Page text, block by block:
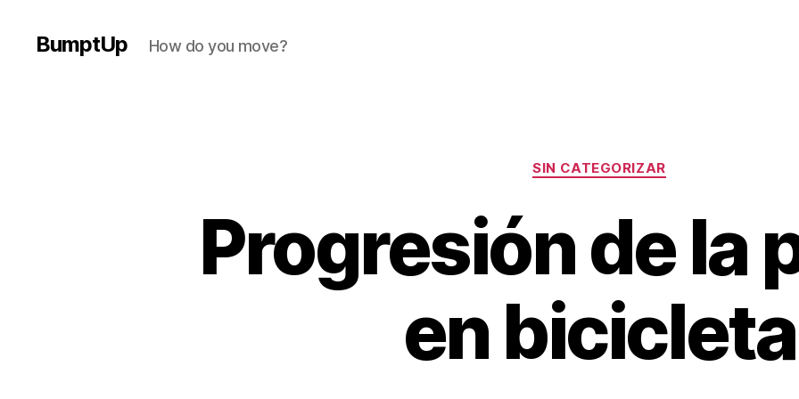
BumptUp How do you move?
Categorías
SIN CATEGORIZAR
Progresión de la
en bicicleta